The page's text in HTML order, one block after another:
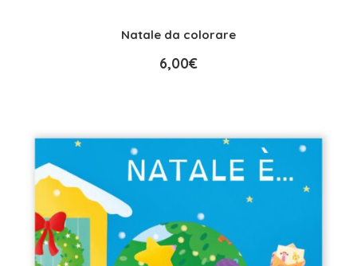
Natale da colorare
6,00€